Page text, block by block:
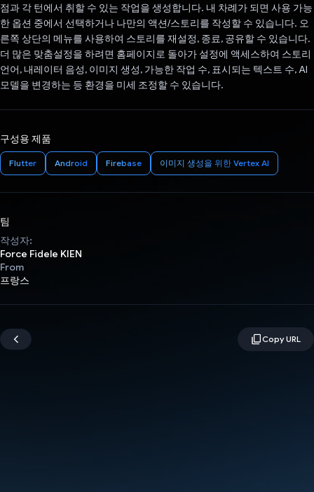
점과 각 턴에서 취할 수 있는 작업을 생성합니다. 내 차례가 되면 사용 가능
한 옵션 중에서 선택하거나 나만의 액션/스토리를 작성할 수 있습니다. 오
른쪽 상단의 메뉴를 사용하여 스토리를 재설정, 종료, 공유할 수 있습니다.
더 많은 맞춤설정을 하려면 홈페이지로 돌아가 설정에 액세스하여 스토리
언어, 내레이터 음성, 이미지 생성, 가능한 작업 수, 표시되는 텍스트 수, AI
모델을 변경하는 등 환경을 미세 조정할 수 있습니다.
구성용 제품
Flutter Android Firebase 이미지 생성을 위한 Vertex AI
팀
작성자:
Force Fidele KIEN
From
프랑스